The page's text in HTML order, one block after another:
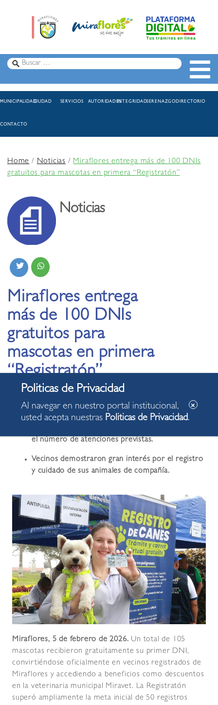
MUNICIPALIDADCIUDAD SERVICIOS AUTORIDADESINTEGRIDADSERENAZGODIRECTORIO
CONTACTO
Home/Noticias /Miraflores entrega más de 100 DNIs
gratuitos para mascotas en primera “Registratón”
Noticias
Miraflores entrega
más de 100 DNIs
gratuitos para
mascotas en primera
“Registratón”
05.02.2026
el número de atenciones previstas.
Vecinos demostraron gran interés por el registro
y cuidado de sus animales de compañía.
Miraflores, 5 de febrero de 2026. Un total de 105
mascotas recibieron gratuitamente su primer DNI,
convirtiéndose oficialmente en vecinos registrados de
Miraflores y accediendo a beneficios como descuentos
en la veterinaria municipal Miravet. La Registratón
superó ampliamente la meta inicial de 50 registros
Al navegar en nuestro portal institucional,
usted acepta nuestras Politicas de Privacidad.